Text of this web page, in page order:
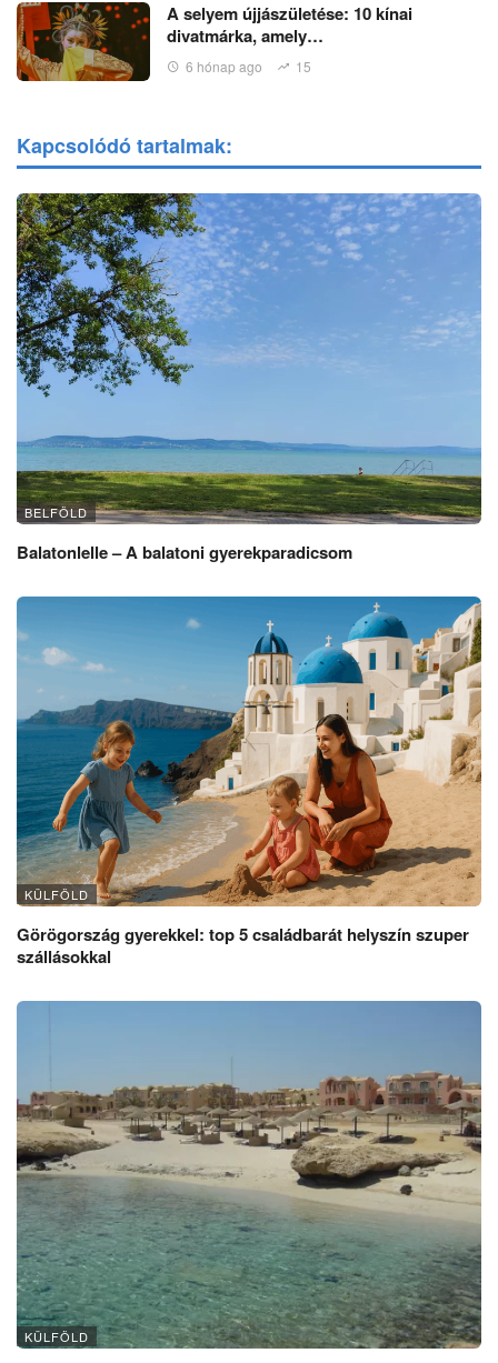
A selyem újjászületése: 10 kínai
divatmárka, amely…
6 hónap ago 15
Kapcsolódó tartalmak:
BELFÖLD
Balatonlelle – A balatoni gyerekparadicsom
KÜLFÖLD
Görögország gyerekkel: top 5 családbarát helyszín szuper
szállásokkal
KÜLFÖLD